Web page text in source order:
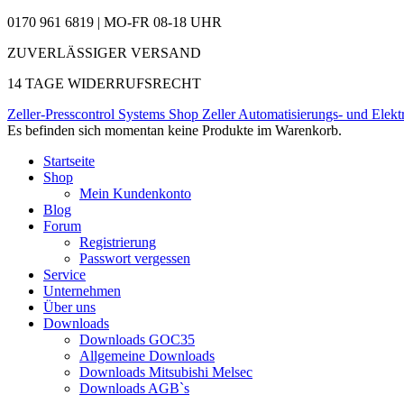
0170 961 6819 | MO-FR 08-18 UHR
ZUVERLÄSSIGER VERSAND
14 TAGE WIDERRUFSRECHT
Zeller-Presscontrol Systems Shop Zeller Automatisierungs- und
Es befinden sich momentan keine Produkte im Warenkorb.
Startseite
Shop
Mein Kundenkonto
Blog
Forum
Registrierung
Passwort vergessen
Service
Unternehmen
Über uns
Downloads
Downloads GOC35
Allgemeine Downloads
Downloads Mitsubishi Melsec
Downloads AGB`s